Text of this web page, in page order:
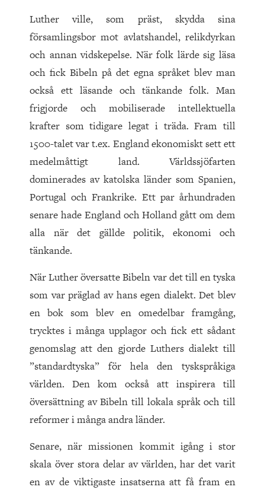
Luther ville, som präst, skydda sina
församlingsbor mot avlatshandel, relikdyrkan
och annan vidskepelse. När folk lärde sig läsa
och fick Bibeln på det egna språket blev man
också ett läsande och tänkande folk. Man
frigjorde och mobiliserade intellektuella
krafter som tidigare legat i träda. Fram till
1500-talet var t.ex. England ekonomiskt sett ett
medelmåttigt land. Världssjöfarten
dominerades av katolska länder som Spanien,
Portugal och Frankrike. Ett par århundraden
senare hade England och Holland gått om dem
alla när det gällde politik, ekonomi och
tänkande.
När Luther översatte Bibeln var det till en tyska
som var präglad av hans egen dialekt. Det blev
en bok som blev en omedelbar framgång,
trycktes i många upplagor och fick ett sådant
genomslag att den gjorde Luthers dialekt till
”standardtyska” för hela den tyskspråkiga
världen. Den kom också att inspirera till
översättning av Bibeln till lokala språk och till
reformer i många andra länder.
Senare, när missionen kommit igång i stor
skala över stora delar av världen, har det varit
en av de viktigaste insatserna att få fram en